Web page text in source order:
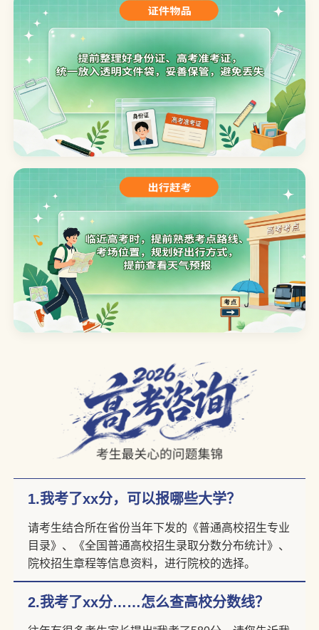
1.我考了xx分，可以报哪些大学？
请考生结合所在省份当年下发的《普通高校招生专业
目录》、《全国普通高校招生录取分数分布统计》、
院校招生章程等信息资料，进行院校的选择。
2.我考了xx分……怎么查高校分数线？